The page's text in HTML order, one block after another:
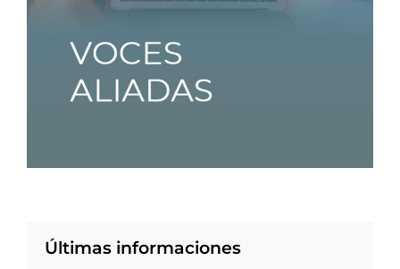
Últimas informaciones